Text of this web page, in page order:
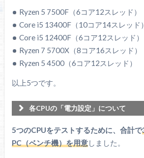
CPUクーラ
280 mm水冷式ク
ーラー
NZXT
メモリ
DDR5-4800
32GB（16GB x2）
Crucial
マザーボー
Intel Z690チップ
ASUS
グラボ RTX 4060 8GB
4060
SSD
SSD）
スペック
CPUクーラ
ー
280 mm水冷式ク
ーラー
NZXT
メモリ
DDR5-4800
32GB（16GB x2）
マザーボー
ド
セット
PLUS
4060
1 TB（NVMe
Ryzen 5 7500F（6コア12スレッド）
Core i5 13400F（10コア14スレッド）
Core i5 12400F（6コア12スレッド）
Ryzen 7 5700X（8コア16スレッド）
Ryzen 5 4500（6コア12スレッド）
以上5つです。
各CPUの「電力設定」について
5つのCPUをテストするために、合計で
PC（ベンチ機）を用意しました。